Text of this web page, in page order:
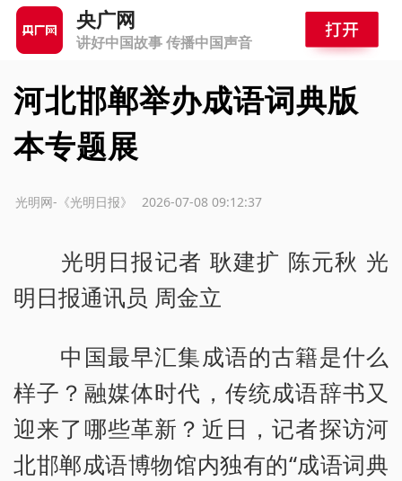
央广网
讲好中国故事 传播中国声音
河北邯郸举办成语词典版
本专题展
2026-07-08 09:12:37
光明网-《光明日报》
光明日报记者 耿建扩 陈元秋 光
明日报通讯员 周金立
中国最早汇集成语的古籍是什么
样子？融媒体时代，传统成语辞书又
迎来了哪些革新？近日，记者探访河
北邯郸成语博物馆内独有的“成语词典